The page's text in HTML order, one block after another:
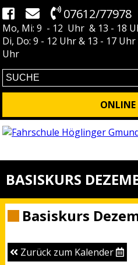
07612/77978
Mo, Mi: 9 - 12 Uhr & 13 - 18
Di, Do: 9 - 12 Uhr & 13 - 17
Uhr
ONLINE
BASISKURS
Basiskurs
Zurück zum Kalender